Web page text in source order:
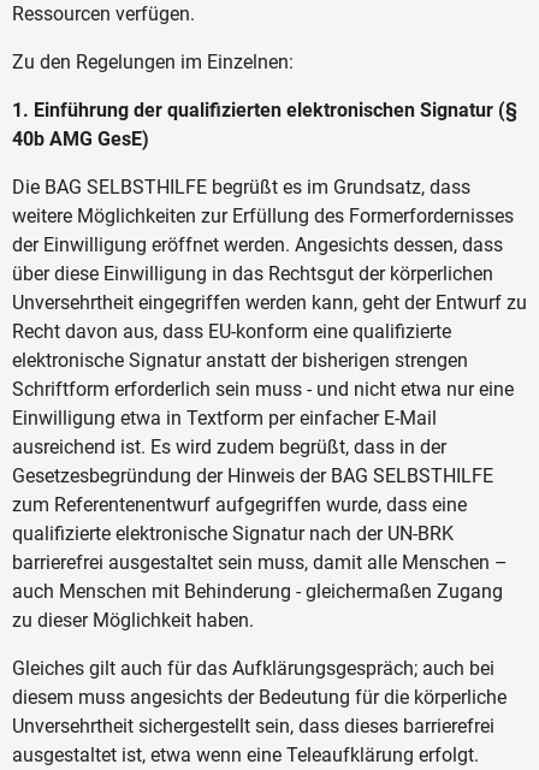
Ressourcen verfügen.
Zu den Regelungen im Einzelnen:
1. Einführung der qualifizierten elektronischen Signatur (§
40b AMG GesE)
Die BAG SELBSTHILFE begrüßt es im Grundsatz, dass
weitere Möglichkeiten zur Erfüllung des Formerfordernisses
der Einwilligung eröffnet werden. Angesichts dessen, dass
über diese Einwilligung in das Rechtsgut der körperlichen
Unversehrtheit eingegriffen werden kann, geht der Entwurf zu
Recht davon aus, dass EU-konform eine qualifizierte
elektronische Signatur anstatt der bisherigen strengen
Schriftform erforderlich sein muss - und nicht etwa nur eine
Einwilligung etwa in Textform per einfacher E-Mail
ausreichend ist. Es wird zudem begrüßt, dass in der
Gesetzesbegründung der Hinweis der BAG SELBSTHILFE
zum Referentenentwurf aufgegriffen wurde, dass eine
qualifizierte elektronische Signatur nach der UN-BRK
barrierefrei ausgestaltet sein muss, damit alle Menschen –
auch Menschen mit Behinderung - gleichermaßen Zugang
zu dieser Möglichkeit haben.
Gleiches gilt auch für das Aufklärungsgespräch; auch bei
diesem muss angesichts der Bedeutung für die körperliche
Unversehrtheit sichergestellt sein, dass dieses barrierefrei
ausgestaltet ist, etwa wenn eine Teleaufklärung erfolgt.